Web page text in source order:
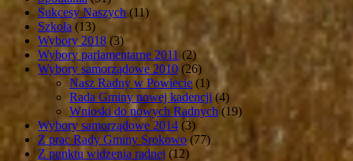
Sukcesy Naszych(11)
Szkoła (13)
Wybory 2018 (3)
Wybory parlamentarne 2011 (2)
Wybory samorządowe 2010 (26)
Nasz Radny w Powiecie (1)
Rada Gminy nowej kadencji (4)
Wnioski do nowych Radnych (19)
Wybory samorządowe 2014 (3)
Z prac Rady Gminy Srokowo (77)
Z punktu widzenia radnej (12)